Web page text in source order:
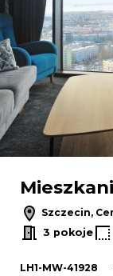
Szczecin,
3 pokoje
LH1-MW-41928